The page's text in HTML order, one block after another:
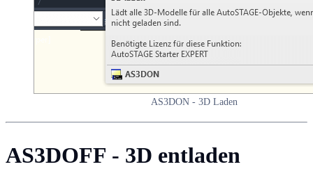
AS3DON - 3D Laden
AS3DOFF - 3D entladen